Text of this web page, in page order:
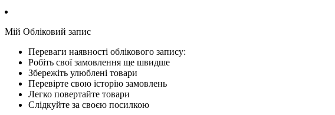
Мій Обліковий запис
Переваги наявності облікового запису:
Робіть свої замовлення ще швидше
Збережіть улюблені товари
Перевірте свою історію замовлень
Легко повертайте товари
Слідкуйте за своєю посилкою